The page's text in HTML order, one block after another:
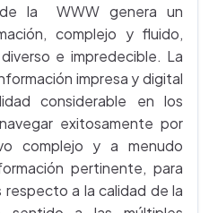
la WWW genera un
complejo y fluido,
e impredecible. La
impresa y digital
considerable en los
exitosamente por
complejo y a menudo
pertinente, para
respecto a la calidad de la